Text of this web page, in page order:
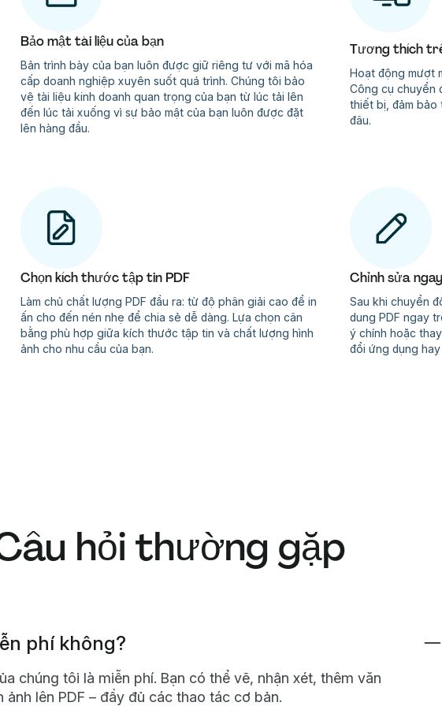
Bảo mật tài liệu của bạn
Bản trình bày của bạn luôn được giữ riêng tư với mã hóa
cấp doanh nghiệp xuyên suốt quá trình. Chúng tôi bảo
vệ tài liệu kinh doanh quan trọng của bạn từ lúc tải lên
đến lúc tải xuống vì sự bảo mật của bạn luôn được đặt
lên hàng đầu.
Tương thích
Hoạt động mượt
Công cụ chuyển
thiết bị, đảm bảo
đâu.
Chọn kích thước tập tin PDF
Làm chủ chất lượng PDF đầu ra: từ độ phân giải cao để in
ấn cho đến nén nhẹ để chia sẻ dễ dàng. Lựa chọn cân
bằng phù hợp giữa kích thước tập tin và chất lượng hình
ảnh cho nhu cầu của bạn.
Chỉnh sửa
Sau khi chuyển
dung PDF ngay
ý chính hoặc
đổi ứng dụng
hỏi thường gặp
phí không?
chúng tôi là miễn phí. Bạn có thể vẽ, nhận xét, thêm văn
ảnh lên PDF – đầy đủ các thao tác cơ bản.